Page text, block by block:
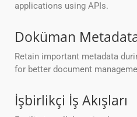
applications using APIs.
Doküman
Retain important metadata
for better document
İşbirlikçi İş Akışları